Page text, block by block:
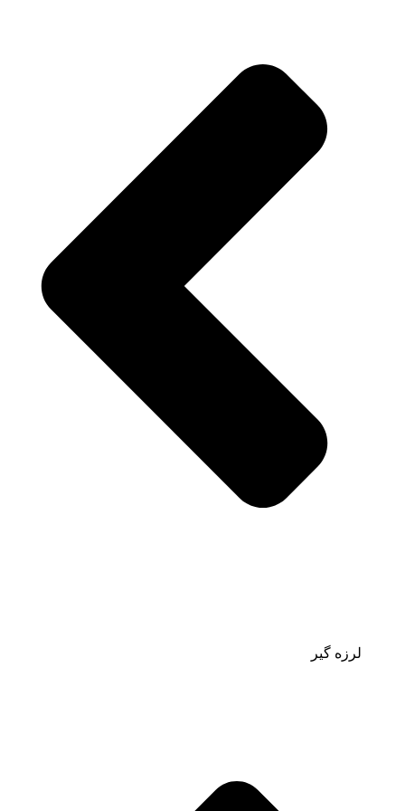
لرزه گیر